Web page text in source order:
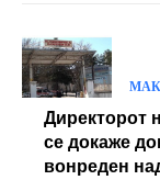
Директорот
се докаже
вонреден